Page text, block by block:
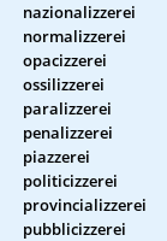
nazionalizzerei
normalizzerei
opacizzerei
ossilizzerei
paralizzerei
penalizzerei
piazzerei
politicizzerei
provincializzerei
pubblicizzerei